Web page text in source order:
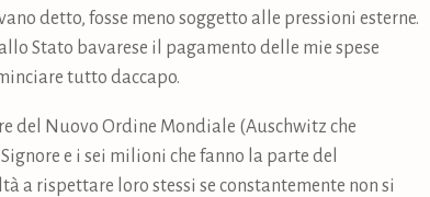
detto, fosse meno soggetto alle pressioni esterne.
Stato bavarese il pagamento delle mie spese
tutto daccapo.
del Nuovo Ordine Mondiale (Auschwitz che
e i sei milioni che fanno la parte del
a rispettare loro stessi se constantemente non si